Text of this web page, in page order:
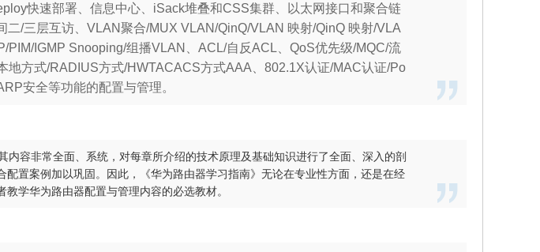
快速部署、信息中心、iSack堆叠和CSS集群、以太网接口和聚合链
/三层互访、VLAN聚合/MUX VLAN/QinQ/VLAN 映射/QinQ 映射/VLA
PIM/IGMP Snooping/组播VLAN、ACL/自反ACL、QoS优先级/MQC/流
地方式/RADIUS方式/HWTACACS方式AAA、802.1X认证/MAC认证/Po
安全等功能的配置与管理。
容非常全面、系统，对每章所介绍的技术原理及基础知识进行了全面、深入的剖
置案例加以巩固。因此，《华为路由器学习指南》无论在专业性方面，还是在经
学华为路由器配置与管理内容的必选教材。